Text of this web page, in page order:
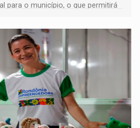
para o município, o que permitirá